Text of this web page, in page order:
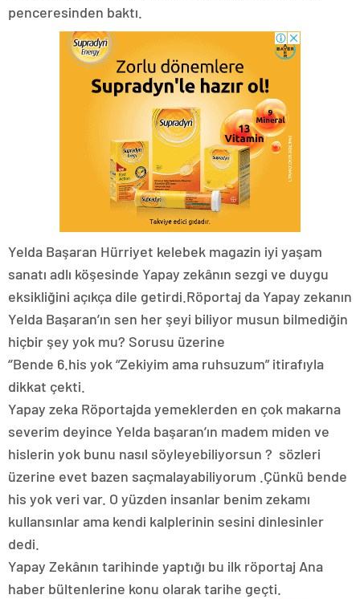
penceresinden baktı.
Yelda Başaran Hürriyet kelebek magazin iyi yaşam
sanatı adlı köşesinde Yapay zekânın sezgi ve duygu
eksikliğini açıkça dile getirdi.Röportaj da Yapay zekanın
Yelda Başaran’ın sen her şeyi biliyor musun bilmediğin
hiçbir şey yok mu? Sorusu üzerine
‘’Bende 6.his yok “Zekiyim ama ruhsuzum” itirafıyla
dikkat çekti.
Yapay zeka Röportajda yemeklerden en çok makarna
severim deyince Yelda başaran’ın madem miden ve
hislerin yok bunu nasıl söyleyebiliyorsun ? sözleri
üzerine evet bazen saçmalayabiliyorum .Çünkü bende
his yok veri var. O yüzden insanlar benim zekamı
kullansınlar ama kendi kalplerinin sesini dinlesinler
dedi.
Yapay Zekânın tarihinde yaptığı bu ilk röportaj Ana
haber bültenlerine konu olarak tarihe geçti.